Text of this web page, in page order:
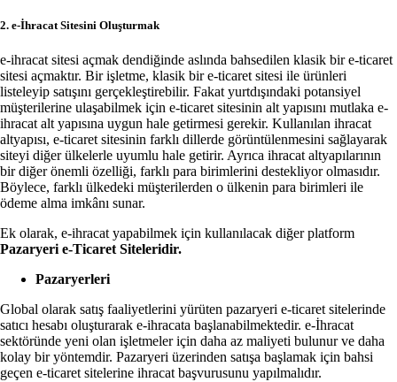
2. e-İhracat Sitesini Oluşturmak
e-ihracat sitesi açmak dendiğinde aslında bahsedilen klasik bir e-ticaret
sitesi açmaktır. Bir işletme, klasik bir e-ticaret sitesi ile ürünleri
listeleyip satışını gerçekleştirebilir. Fakat yurtdışındaki potansiyel
müşterilerine ulaşabilmek için e-ticaret sitesinin alt yapısını mutlaka e-
ihracat alt yapısına uygun hale getirmesi gerekir. Kullanılan ihracat
altyapısı, e-ticaret sitesinin farklı dillerde görüntülenmesini sağlayarak
siteyi diğer ülkelerle uyumlu hale getirir. Ayrıca ihracat altyapılarının
bir diğer önemli özelliği, farklı para birimlerini destekliyor olmasıdır.
Böylece, farklı ülkedeki müşterilerden o ülkenin para birimleri ile
ödeme alma imkânı sunar.
Ek olarak, e-ihracat yapabilmek için kullanılacak diğer platform
Pazaryeri e-Ticaret Siteleridir.
Pazaryerleri
Global olarak satış faaliyetlerini yürüten pazaryeri e-ticaret sitelerinde
satıcı hesabı oluşturarak e-ihracata başlanabilmektedir. e-İhracat
sektöründe yeni olan işletmeler için daha az maliyeti bulunur ve daha
kolay bir yöntemdir. Pazaryeri üzerinden satışa başlamak için bahsi
geçen e-ticaret sitelerine ihracat başvurusunu yapılmalıdır.